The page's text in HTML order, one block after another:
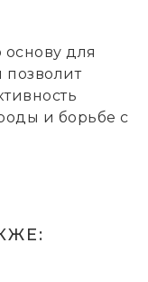
для
позволит
и борьбе с